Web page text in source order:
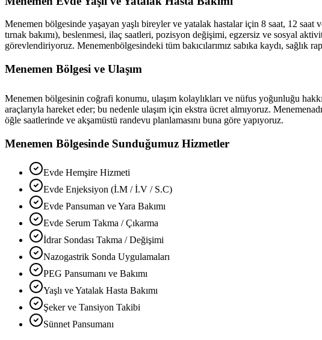
Menemen bölgesinde yaşayan yaşlı bireyler ve yatalak hastalar için 8 saat, 12 saat
tırnak bakımı), beslenmesi, ilaç saatleri, pozisyon değişimi, egzersiz ve sosyal
görevlendiriyoruz. Menemenbölgesindeki tüm bakıcılarımız sabıka kaydı, sağlık
Menemen Bölgesi ve Ulaşım
Menemen bölgesinin coğrafi konumu, ulaşım kolaylıkları ve nüfus yoğunluğu
araçlarıyla hareket eder; bu nedenle ulaşım için ekstra ücret almıyoruz. Menemen
öğle saatlerinde ve akşamüstü randevu planlamasını buna göre yapıyoruz.
Menemen Bölgesinde Sunduğumuz Hizmetler
Evde Hemşire Hizmeti
Evde Enjeksiyon (İ.M / İ.V / S.C)
Evde Pansuman ve Yara Bakımı
Evde Serum Takma / Çıkarma
İdrar Sondası Takma / Değişimi
Nazogastrik Sonda Uygulamaları
PEG Pansumanı ve Bakımı
Yaşlı ve Yatalak Hasta Bakımı
Şeker ve Tansiyon Takibi
Sünnet Pansumanı